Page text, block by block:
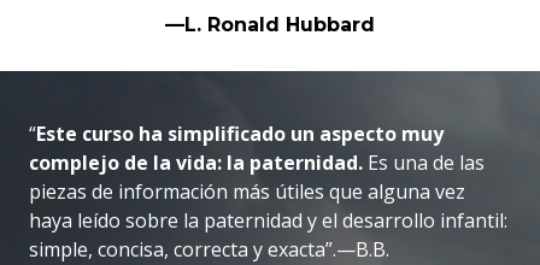
—L. Ronald Hubbard
“Este curso ha simplificado un aspecto muy
complejo de la vida: la paternidad. Es una de las
piezas de información más útiles que alguna vez
haya leído sobre la paternidad y el desarrollo infantil:
simple, concisa, correcta y exacta”.—B.B.